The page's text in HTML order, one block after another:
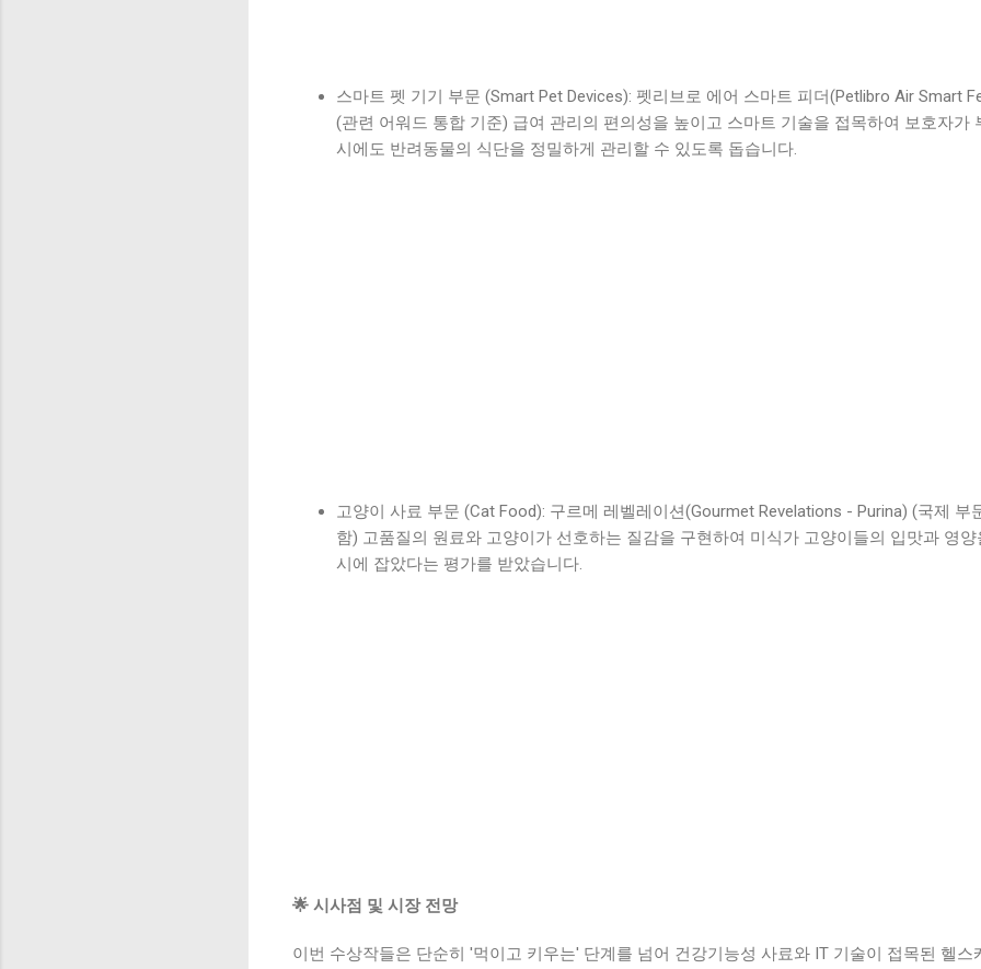
스마트 펫 기기 부문 (Smart Pet Devices): 펫리브로 에어 스마트 피더(Petlibro Air Smart
(관련 어워드 통합 기준) 급여 관리의 편의성을 높이고 스마트 기술을 접목하여 보호자가
시에도 반려동물의 식단을 정밀하게 관리할 수 있도록 돕습니다.
고양이 사료 부문 (Cat Food): 구르메 레벨레이션(Gourmet Revelations - Purina) (국제 부
함) 고품질의 원료와 고양이가 선호하는 질감을 구현하여 미식가 고양이들의 입맛과 영양
시에 잡았다는 평가를 받았습니다.
🌟 시사점 및 시장 전망
이번 수상작들은 단순히 '먹이고 키우는' 단계를 넘어 건강기능성 사료와 IT 기술이 접목된 헬스